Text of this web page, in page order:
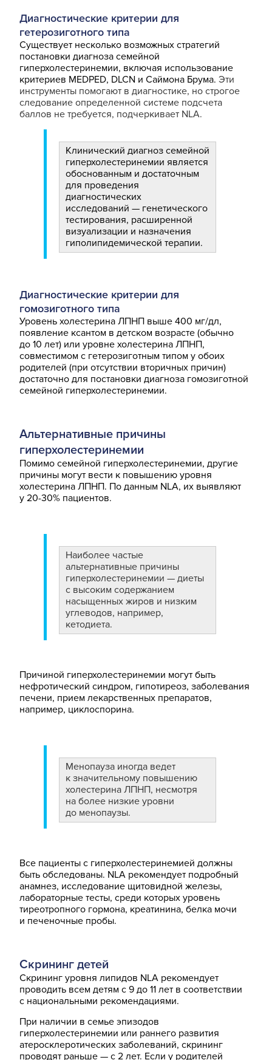
Диагностические критерии для
гетерозиготного типа
Существует несколько возможных стратегий
постановки диагноза семейной
гиперхолестеринемии, включая использование
критериев MEDPED, DLCN и Саймона Брума. Эти
инструменты помогают в диагностике, но строгое
следование определенной системе подсчета
баллов не требуется, подчеркивает NLA.
Клинический диагноз семейной
гиперхолестеринемии является
обоснованным и достаточным
для проведения
диагностических
исследований — генетического
тестирования, расширенной
визуализации и назначения
гиполипидемической терапии.
Диагностические критерии для
гомозиготного типа
Уровень холестерина ЛПНП выше 400 мг/дл,
появление ксантом в детском возрасте (обычно
до 10 лет) или уровне холестерина ЛПНП,
совместимом с гетерозиготным типом у обоих
родителей (при отсутствии вторичных причин)
достаточно для постановки диагноза гомозиготной
семейной гиперхолестеринемии.
Альтернативные причины
гиперхолестеринемии
Помимо семейной гиперхолестеринемии, другие
причины могут вести к повышению уровня
холестерина ЛПНП. По данным NLA, их выявляют
у 20-30% пациентов.
Наиболее частые
альтернативные причины
гиперхолестеринемии — диеты
с высоким содержанием
насыщенных жиров и низким
углеводов, например,
кетодиета.
Причиной гиперхолестеринемии могут быть
нефротический синдром, гипотиреоз, заболевания
печени, прием лекарственных препаратов,
например, циклоспорина.
Менопауза иногда ведет
к значительному повышению
холестерина ЛПНП, несмотря
на более низкие уровни
до менопаузы.
Все пациенты с гиперхолестеринемией должны
быть обследованы. NLA рекомендует подробный
анамнез, исследование щитовидной железы,
лабораторные тесты, среди которых уровень
тиреотропного гормона, креатинина, белка мочи
и печеночные пробы.
Скрининг детей
Скрининг уровня липидов NLA рекомендует
проводить всем детям с 9 до 11 лет в соответствии
с национальными рекомендациями.
При наличии в семье эпизодов
гиперхолестеринемии или раннего развития
атеросклеротических заболеваний, скрининг
проводят раньше — с 2 лет. Если у родителей